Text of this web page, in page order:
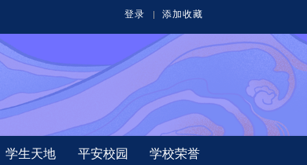
登录 添加收藏
学生天地 平安校园 学校荣誉